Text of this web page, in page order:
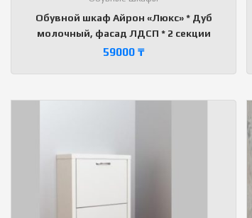
Обувной шкаф Айрон «Люкс» * Дуб
молочный, фасад ЛДСП * 2 секции
59000 ₸